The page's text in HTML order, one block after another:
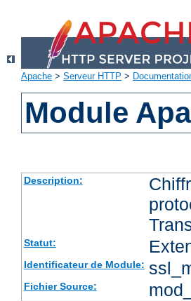
Apache > Serveur HTTP >
Module
Description:
Statut:
Identificateur de Module:
Fichier Source: